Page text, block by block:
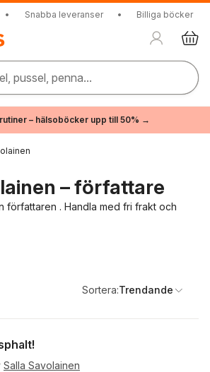
• Snabba leveranser • Billiga böcker
pussel, penna...
– hälsoböcker upp till 50% →
– författare
författaren . Handla med fri frakt och
Sortera:Trendande
Salla Savolainen